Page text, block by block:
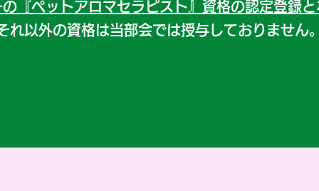
『ペットアロマセラピスト』資格の認定登録と
れ以外の資格は当部会では授与しておりません。